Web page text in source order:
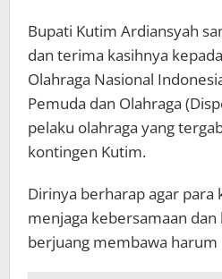
Bupati Kutim Ardiansyah
dan terima kasihnya
Olahraga Nasional
Pemuda dan Olahraga
pelaku olahraga yang
kontingen Kutim.
Dirinya berharap agar para
menjaga kebersamaan
berjuang membawa harum